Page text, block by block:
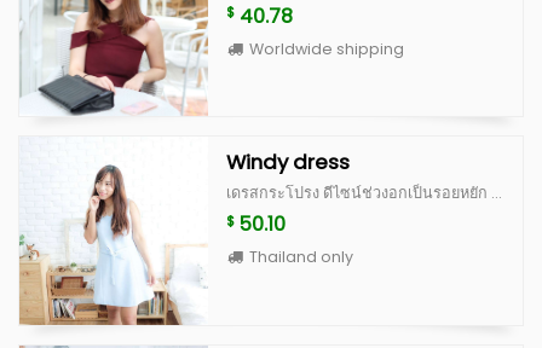
$ 40.78
Worldwide shipping
Windy dress
เดรสกระโปรง ดีไซน์ช่วงอกเป็นรอยหยัก ตีเกล็ดช่วงอก ทำให้ไม่ดูเรียบจนเกินไป ช่วงเอว มีผ้าให้ผูกเป็นโบว์ด้านหน้า หรือใส่แบบไม่ผูกโบว์ แล้วนำผ้ามาผูกเป็นผ้าคาดผมก็ได้ค่ะ มีซิปซ่อนด้านหลัง สามารถใส่ไปทำงาน ใส่ไปเที่ยว หรือใส่ออกงานได้สบายค่ะ ทำจากผ้านำเข้าเนื้อดี มีซับในและอัดกาวเต็มตัว คัดติ้งเนี้ยบ เดรสทรงแบบนี้ใส่ได้เรื่อยๆ ควรมีติดตู้ไว้นะคะ Color : white, peach, blue Size : อก 34” เอว 28-30” สะโพก ฟรี ยาว 31”
$ 50.10
Thailand only